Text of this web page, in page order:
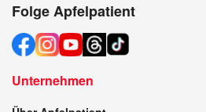
Folge Apfelpatient
Unternehmen